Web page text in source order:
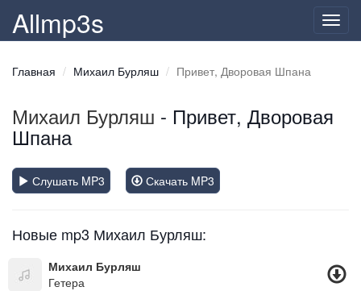
Allmp3s
Главная Михаил Бурляш Привет, Дворовая Шпана
Михаил Бурляш - Привет, Дворовая
Шпана
Слушать MP3 Скачать MP3
Новые mp3 Михаил Бурляш:
Михаил Бурляш
Гетера